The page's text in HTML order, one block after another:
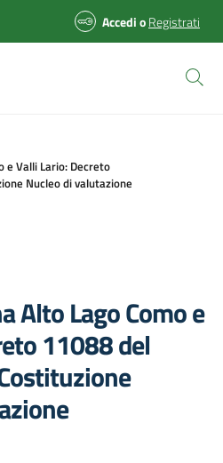
AccedioRegistrati
e Valli Lario: Decreto
Nucleo di valutazione
Alto Lago Como e
11088 del